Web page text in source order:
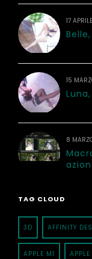
17
15
8
TAG CLOUD
3D AFFINITY
APPLE M1